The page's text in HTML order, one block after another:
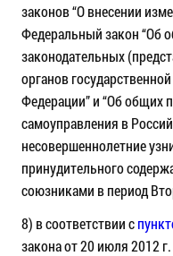
законов “О внесении
Федеральный закон “Об
законодательных
органов
Федерации” и “Об общих
самоуправления в
несовершеннолетние
принудительного
союзниками в период
8) в соответствии с
закона от 20 июля 2012